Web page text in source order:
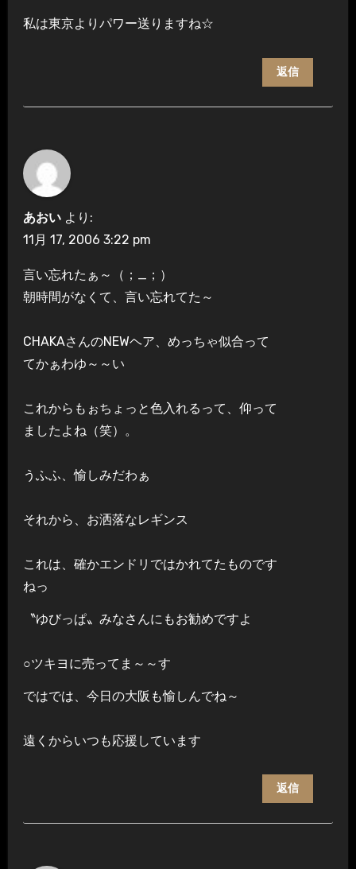
私は東京よりパワー送りますね☆
返信
あおい より:
11月 17, 2006 3:22 pm
言い忘れたぁ～（；_；）
朝時間がなくて、言い忘れてた～
CHAKAさんのNEWヘア、めっちゃ似合って
てかぁわゆ～～い
これからもぉちょっと色入れるって、仰って
ましたよね（笑）。
うふふ、愉しみだわぁ
それから、お洒落なレギンス
これは、確かエンドリではかれてたものです
ねっ
〝ゆびっぱ〟みなさんにもお勧めですよ
○ツキヨに売ってま～～す
ではでは、今日の大阪も愉しんでね～
遠くからいつも応援しています
返信